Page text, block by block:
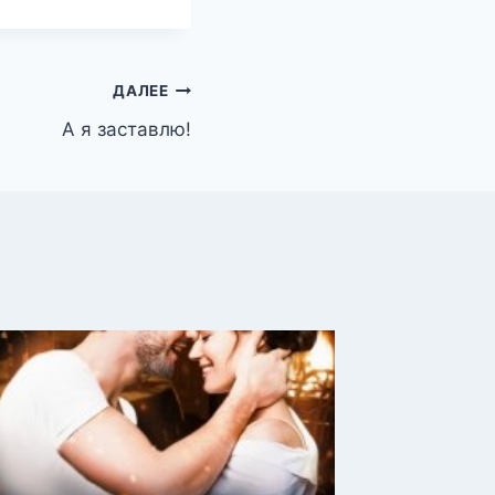
ДАЛЕЕ
А я заставлю!